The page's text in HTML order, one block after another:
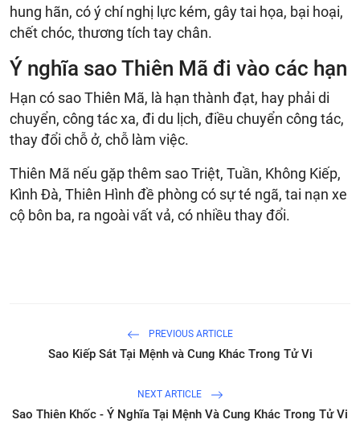
hung hãn, có ý chí nghị lực kém, gây tai họa, bại hoại,
chết chóc, thương tích tay chân.
Ý nghĩa sao Thiên Mã đi vào các hạn
Hạn có sao Thiên Mã, là hạn thành đạt, hay phải di
chuyển, công tác xa, đi du lịch, điều chuyển công tác,
thay đổi chỗ ở, chỗ làm việc.
Thiên Mã nếu gặp thêm sao Triệt, Tuần, Không Kiếp,
Kình Đà, Thiên Hình đề phòng có sự té ngã, tai nạn xe
cộ bôn ba, ra ngoài vất vả, có nhiều thay đổi.
PREVIOUS ARTICLE
Sao Kiếp Sát Tại Mệnh và Cung Khác Trong Tử Vi
NEXT ARTICLE
Sao Thiên Khốc - Ý Nghĩa Tại Mệnh Và Cung Khác Trong Tử Vi